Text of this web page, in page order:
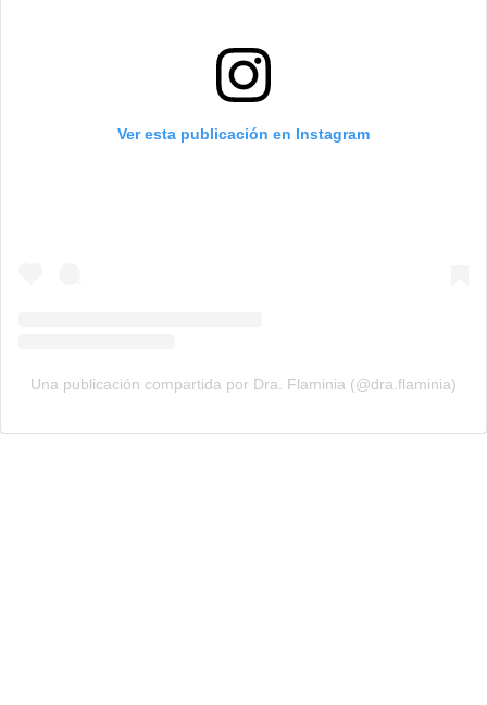
Ver esta publicación en Instagram
Una publicación compartida por Dra. Flaminia (@dra.flaminia)